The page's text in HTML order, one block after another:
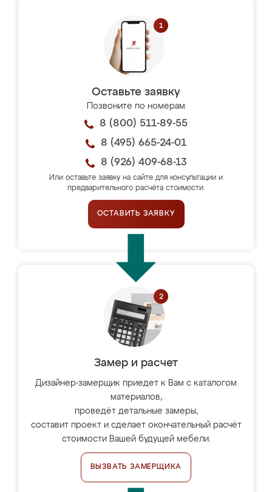
Оставьте заявку
Позвоните по номерам
8 (800) 511-89-55
8 (495) 665-24-01
8 (926) 409-68-13
Или оставьте заявку на сайте для консультации и
предварительного расчёта стоимости.
ОСТАВИТЬ ЗАЯВКУ
Замер и расчет
Дизайнер-замерщик приедет к Вам с каталогом
материалов,
проведёт детальные замеры,
составит проект и сделает окончательный расчёт
стоимости Вашей будущей мебели.
ВЫЗВАТЬ ЗАМЕРЩИКА